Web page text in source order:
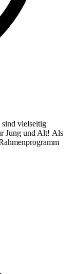
vielseitig
Jung und Alt! Als